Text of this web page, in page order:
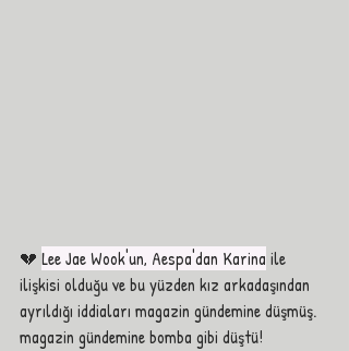
💔 Lee Jae Wook'un, Aespa'dan Karina ile
ilişkisi olduğu ve bu yüzden kız arkadaşından
ayrıldığı iddiaları magazin gündemine düşmüş.
magazin gündemine bomba gibi düştü!